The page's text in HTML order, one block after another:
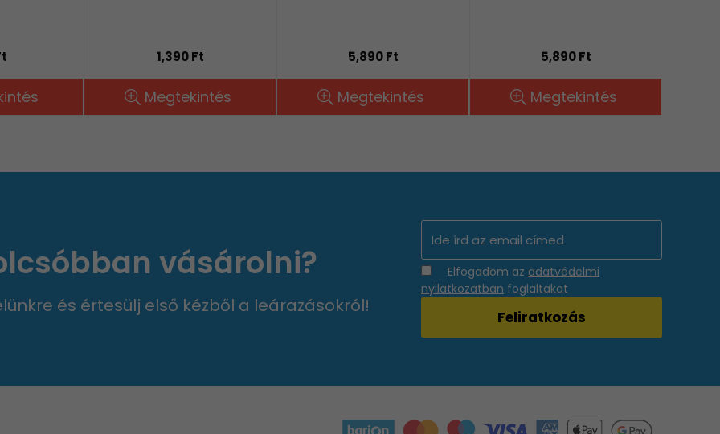
1,390 Ft
Megtekintés
5,890 Ft
Megtekintés
5,890 Ft
Megtekintés
vásárolni?
és értesülj első kézből a leárazásokról!
Elfogadom az adatvédelmi
nyilatkozatban foglaltakat